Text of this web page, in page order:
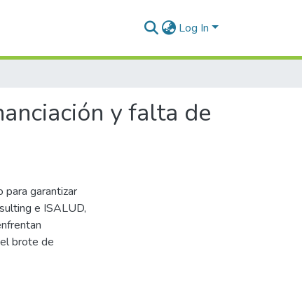
Log In
y falta de
para garantizar
e ISALUD,
brote de